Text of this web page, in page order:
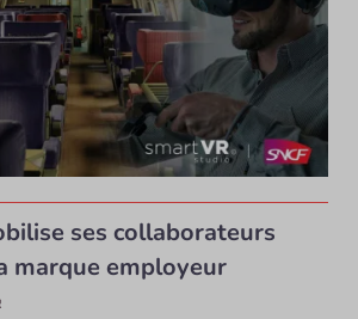
ses collaborateurs
marque employeur